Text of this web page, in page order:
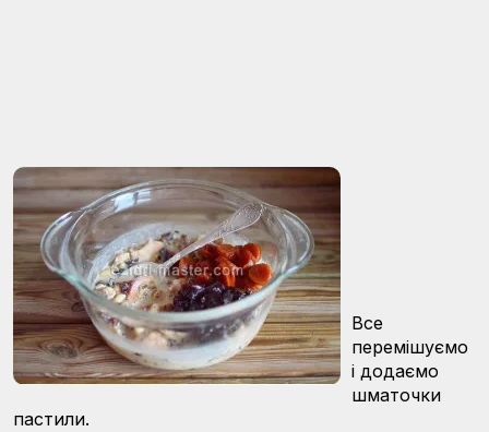
Все
перемішуємо
і додаємо
шматочки
пастили.